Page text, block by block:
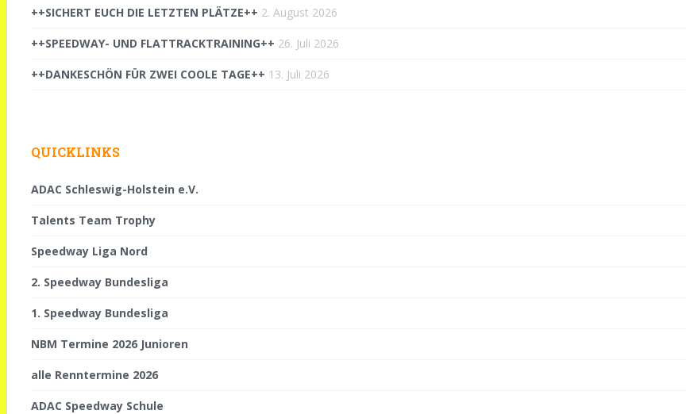
++SICHERT EUCH DIE LETZTEN PLÄTZE++ 2. August 2026
++SPEEDWAY- UND FLATTRACKTRAINING++ 26. Juli 2026
++DANKESCHÖN FÜR ZWEI COOLE TAGE++ 13. Juli 2026
QUICKLINKS
ADAC Schleswig-Holstein e.V.
Talents Team Trophy
Speedway Liga Nord
2. Speedway Bundesliga
1. Speedway Bundesliga
NBM Termine 2026 Junioren
alle Renntermine 2026
ADAC Speedway Schule